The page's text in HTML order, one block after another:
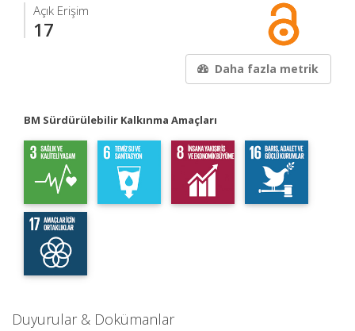
Açık Erişim
17
Daha fazla metrik
BM Sürdürülebilir Kalkınma Amaçları
Duyurular & Dokümanlar